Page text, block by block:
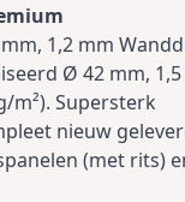
1,2 mm
Ø 42 mm,
m²). Supersterk
nieuw
(met rits)